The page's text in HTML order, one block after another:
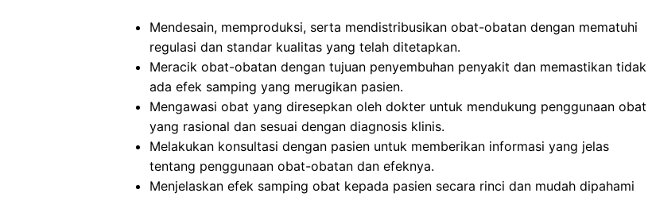
Mendesain, memproduksi, serta mendistribusikan obat-obatan dengan mematuhi
regulasi dan standar kualitas yang telah ditetapkan.
Meracik obat-obatan dengan tujuan penyembuhan penyakit dan memastikan tidak
ada efek samping yang merugikan pasien.
Mengawasi obat yang diresepkan oleh dokter untuk mendukung penggunaan obat
yang rasional dan sesuai dengan diagnosis klinis.
Melakukan konsultasi dengan pasien untuk memberikan informasi yang jelas
tentang penggunaan obat-obatan dan efeknya.
Menjelaskan efek samping obat kepada pasien secara rinci dan mudah dipahami